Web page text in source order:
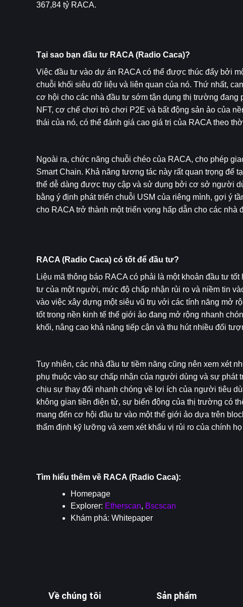
367,84 tỷ RACA.
Tại sao bạn đầu tư RACA (Radio Caca)?
Việc đầu tư vào dự án RACA có thể được thúc đẩy bởi
chuỗi khối siêu dữ liệu và liên quan của nó. Thứ nhất,
cơ hội cho các nhà đầu tư sớm tận dụng thị trường đang
NFT, cơ chế chơi trò chơi P2E và bất động sản ảo của
thái của nó, có thể đánh giá cao giá trị của RACA theo
Ngoài ra, chức năng chuỗi chéo của RACA, cho phép
Smart Chain. Khả năng tương tác này rất quan trọng để
thể dễ dàng được truy cập và sử dụng bởi cơ sở người
bằng ý định phát triển chuỗi USM của riêng mình, gợi ý
cho RACA trở thành một triển vọng hấp dẫn cho các
RACA (Radio Caca) có tốt để đầu tư?
Liệu mã thông báo RACA có phải là một khoản đầu tư
tư của một người, mức độ chấp nhận rủi ro và niềm tin
vào việc xây dựng một siêu vũ trụ với các tính năng mở
tốt trong nền kinh tế thế giới ảo đang mở rộng nhanh
khối, nâng cao khả năng tiếp cận và thu hút nhiều đối
Tuy nhiên, các nhà đầu tư tiềm năng cũng nên xem xét
phụ thuộc vào sự chấp nhận của người dùng và sự phát
chịu sự thay đổi nhanh chóng về lợi ích của người tiêu
không gian tiền điện tử, sự biến động của thị trường có
mang đến cơ hội đầu tư vào một thế giới ảo dựa trên
thẩm định kỹ lưỡng và xem xét khẩu vị rủi ro của chính
Tìm hiểu thêm về RACA (Radio Caca):
Homepage
Explorer: Etherscan, Bscscan
Khám phá: Whitepaper
Về chúng tôi Sản phẩm